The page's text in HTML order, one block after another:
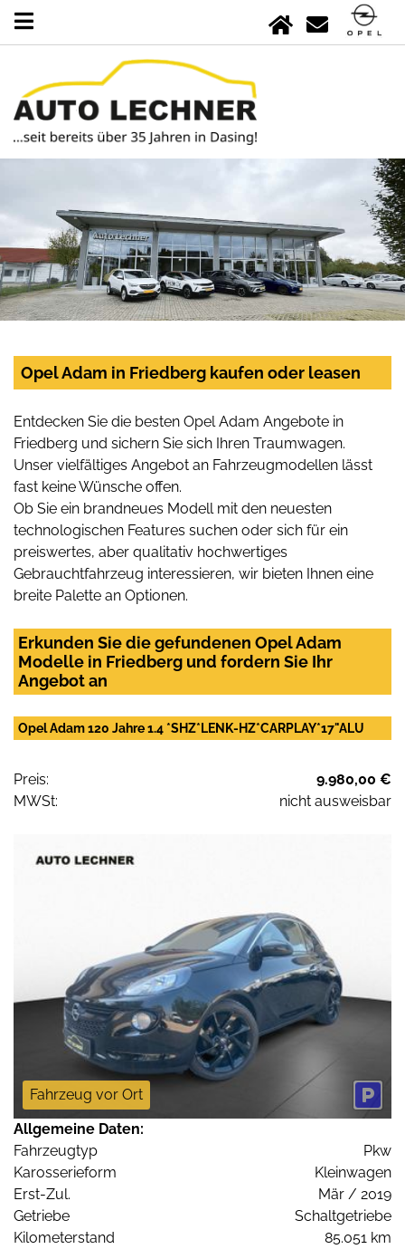
Opel Adam in Friedberg kaufen oder leasen
Entdecken Sie die besten Opel Adam Angebote in
Friedberg und sichern Sie sich Ihren Traumwagen.
Unser vielfältiges Angebot an Fahrzeugmodellen lässt
fast keine Wünsche offen.
Ob Sie ein brandneues Modell mit den neuesten
technologischen Features suchen oder sich für ein
preiswertes, aber qualitativ hochwertiges
Gebrauchtfahrzeug interessieren, wir bieten Ihnen eine
breite Palette an Optionen.
Erkunden Sie die gefundenen Opel Adam
Modelle in Friedberg und fordern Sie Ihr
Angebot an
Opel Adam 120 Jahre 1.4 *SHZ*LENK-HZ*CARPLAY*17"ALU
Preis:
9.980,00 €
MWSt:
nicht ausweisbar
Fahrzeug vor Ort
Allgemeine Daten:
Fahrzeugtyp
Pkw
Karosserieform
Kleinwagen
Erst-Zul.
Mär / 2019
Getriebe
Schaltgetriebe
Kilometerstand
85.051 km